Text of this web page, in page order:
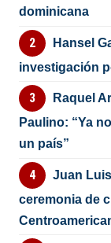
dominicana
Hansel
investigación
Raquel
Paulino: “Ya
un país”
Juan
ceremonia de